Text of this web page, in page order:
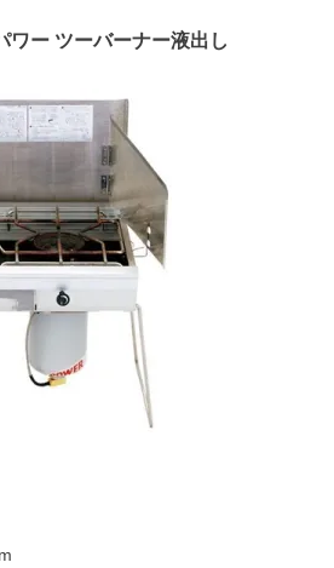
ー ツーバーナー液出し